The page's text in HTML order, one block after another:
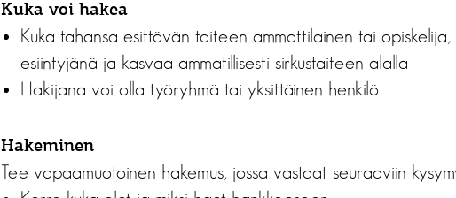
Kuka voi hakea
Kuka tahansa esittävän taiteen ammattilainen tai
esiintyjänä ja kasvaa ammatillisesti sirkustaiteen alalla
Hakijana voi olla työryhmä tai yksittäinen henkilö
Hakeminen
Tee vapaamuotoinen hakemus, jossa vastaat seuraaviin